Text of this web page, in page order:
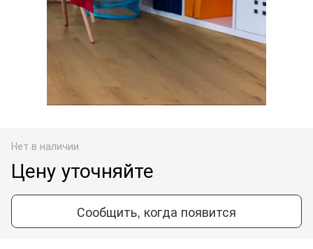
Нет в наличии
Цену уточняйте
Сообщить, когда появится